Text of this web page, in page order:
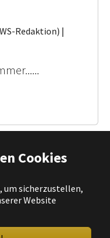
Cookies
um sicherzustellen,
Website
Redaktion) |
e.V. |Impressum